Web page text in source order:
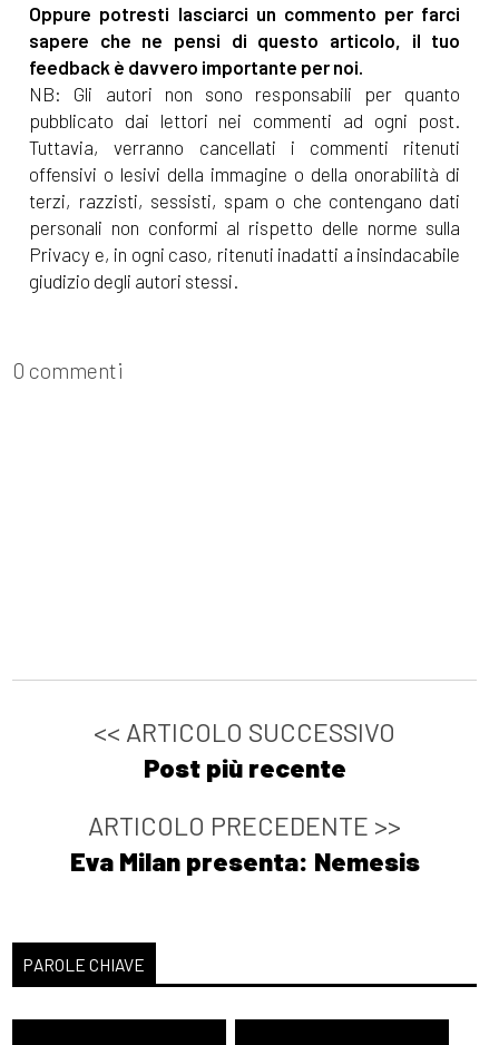
Oppure potresti lasciarci un commento per farci
sapere che ne pensi di questo articolo, il tuo
feedback è davvero importante per noi.
NB: Gli autori non sono responsabili per quanto
pubblicato dai lettori nei commenti ad ogni post.
Tuttavia, verranno cancellati i commenti ritenuti
offensivi o lesivi della immagine o della onorabilità di
terzi, razzisti, sessisti, spam o che contengano dati
personali non conformi al rispetto delle norme sulla
Privacy e, in ogni caso, ritenuti inadatti a insindacabile
giudizio degli autori stessi.
0 commenti
<< ARTICOLO SUCCESSIVO
Post più recente
ARTICOLO PRECEDENTE >>
Eva Milan presenta: Nemesis
PAROLE CHIAVE